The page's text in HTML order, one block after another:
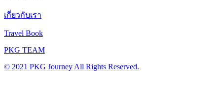
เกี่ยวกับเรา
Travel Book
PKG TEAM
© 2021 PKG Journey All Rights Reserved.